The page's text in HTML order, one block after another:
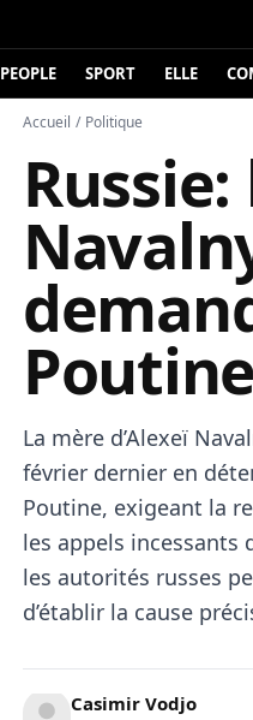
PEOPLE SPORT ELLE
Accueil / Politique
Russie:
Poutine
La mère d’Alexeï
février dernier en
Poutine, exigeant la
les appels
les autorités russes
d’établir la cause
Casimir Vodjo